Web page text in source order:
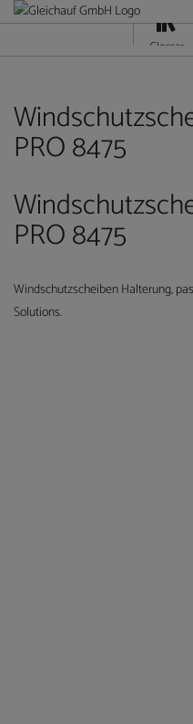
Glossar
PRO 8475
PRO 8475
Windschutzscheiben Halterung,
Solutions.